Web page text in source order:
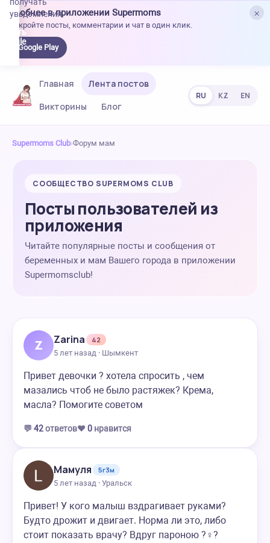
×
Удобнее в приложении Supermoms
Откройте посты, комментарии и чат в один клик.
Google Play
уведомления.
Главная
Лента постов
Викторины
Блог
RU KZ EN
Supermoms Club›Форум мам
СООБЩЕСТВО SUPERMOMS CLUB
Посты пользователей из
приложения
Читайте популярные посты и сообщения от
беременных и мам Вашего города в приложении
Supermomsclub!
Z Zarina
42
5 лет назад · Шымкент
Привет девочки ? хотела спросить , чем
мазались чтоб не было растяжек? Крема,
масла? Помогите советом
💬 42ответов❤️ 0 нравится
Мамуля
5г3м
5 лет назад · Уральск
Привет! У кого малыш вздрагивает руками?
Будто дрожит и двигает. Норма ли это, либо
стоит показать врачу? Вдруг пароною ?‍♀️?